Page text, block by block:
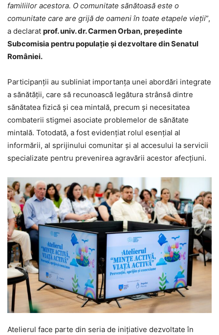
familiilor acestora. O comunitate sănătoasă este o
comunitate care are grijă de oameni în toate etapele vieții”,
a declarat prof. univ. dr. Carmen Orban, președinte
Subcomisia pentru populație și dezvoltare din Senatul
României.
Participanții au subliniat importanța unei abordări integrate
a sănătății, care să recunoască legătura strânsă dintre
sănătatea fizică și cea mintală, precum și necesitatea
combaterii stigmei asociate problemelor de sănătate
mintală. Totodată, a fost evidențiat rolul esențial al
informării, al sprijinului comunitar și al accesului la servicii
specializate pentru prevenirea agravării acestor afecțiuni.
Atelierul face parte din seria de inițiative dezvoltate în